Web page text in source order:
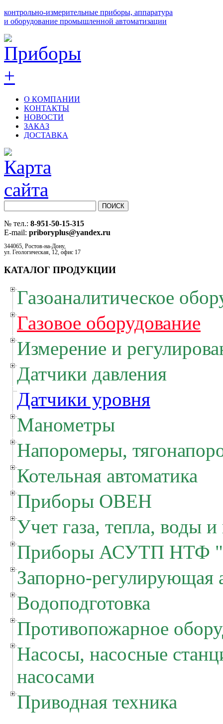
контрольно-измерительные приборы, аппаратура
и оборудование промышленной автоматизации
О КОМПАНИИ
КОНТАКТЫ
НОВОСТИ
ЗАКАЗ
ДОСТАВКА
№ тел.: 8-951-50-15-315
E-mail: priboryplus@yandex.ru
344065, Ростов-на-Дону,
ул. Геологическая, 12, офис 17
КАТАЛОГ ПРОДУКЦИИ
Газоаналитическое
Газовое оборудование
Измерение и
Датчики давления
Датчики уровня
Манометры
Напоромеры,
Котельная автоматика
Приборы ОВЕН
Учет газа, тепла, воды и
Приборы АСУТП НТФ
Запорно-регулирующая
Водоподготовка
Противопожарное
Насосы, насосные
насосами
Приводная техника